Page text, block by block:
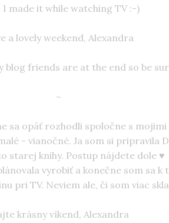
I made it while watching TV :-)
a lovely weekend, Alexandra
blog friends are at the end so be
~
sa opäť rozhodli spoločne s mojimi
- vianočné. Ja som si pripravila
starej knihy. Postup nájdete dole ♥
vyrobiť a konečne som sa k
pri TV. Neviem ale, či som viac
krásny víkend, Alexandra